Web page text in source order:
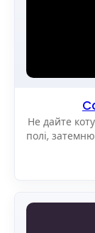
Не дайте
полі,